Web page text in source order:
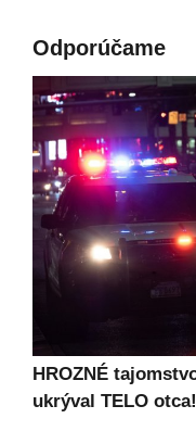
Odporúčame
HROZNÉ
ukrýval TELO